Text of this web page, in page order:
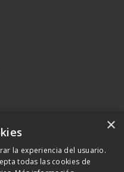
×
la experiencia del usuario.
todas las cookies de